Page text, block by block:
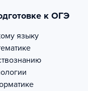
к ОГЭ
языку